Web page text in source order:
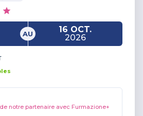
AU
16 OCT.
2026
s
notre partenaire avec Furmazione+